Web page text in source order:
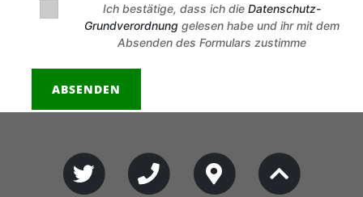
Ich bestätige, dass ich dieDatenschutz-
Grundverordnung gelesen habe und ihr mit dem
Absenden des Formulars zustimme